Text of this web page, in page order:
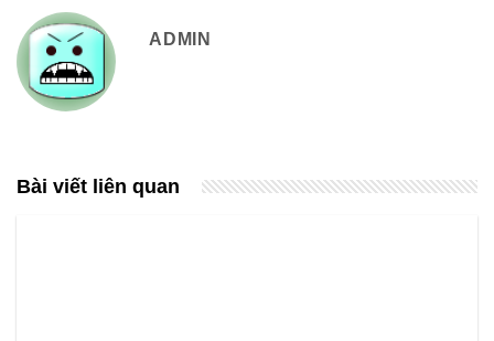
ADMIN
Bài viết liên quan